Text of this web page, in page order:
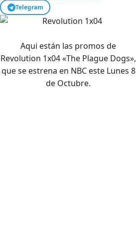
Telegram
Aqui están las promos de
Revolution 1x04 «The Plague Dogs»,
que se estrena en NBC este Lunes 8
de Octubre.